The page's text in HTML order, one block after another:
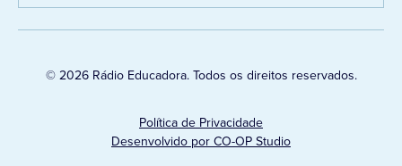
© 2026 Rádio Educadora. Todos os direitos reservados.
Política de Privacidade
Desenvolvido por CO-OP Studio